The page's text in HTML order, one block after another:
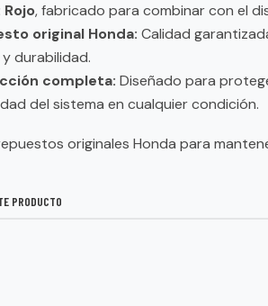
Rojo, fabricado para combinar con el
original Honda: Calidad
durabilidad.
completa: Diseñado para
del sistema en cualquier condición.
originales Honda para
PRODUCTO